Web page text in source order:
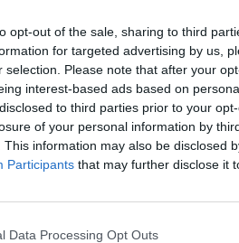
opt-out of the sale, sharing to third
for targeted advertising by us,
selection. Please note that after your
interest-based ads based on
to third parties prior to your
of your personal information by
This information may also be disclosed
Participants that may further disclose it
Data Processing Opt Outs
para seguir
INICIAR SESIÓN